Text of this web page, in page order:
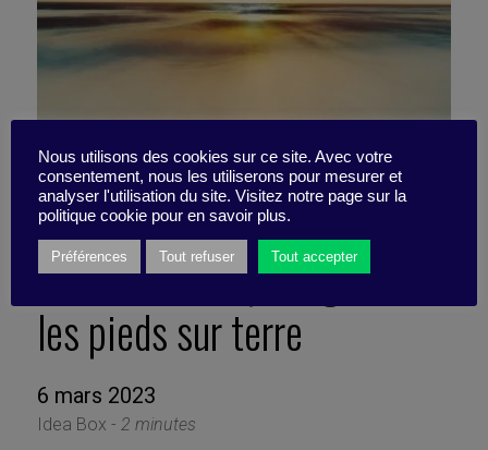
5 livres utiles pour garder
les pieds sur terre
6 mars 2023
Idea Box - 2 minutes
Nous utilisons des cookies sur ce site. Avec votre
consentement, nous les utiliserons pour mesurer et
analyser l'utilisation du site. Visitez notre page sur la
politique cookie pour en savoir plus.
Préférences Tout refuser Tout accepter